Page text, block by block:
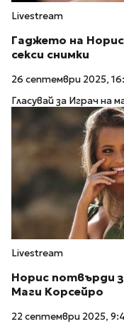
Livestream
Гаджето на
секси снимки
26 септември 2025,
Гласувай за Играч на
Livestream
Норис потвърди
Маги Корсейро
22 септември 2025,